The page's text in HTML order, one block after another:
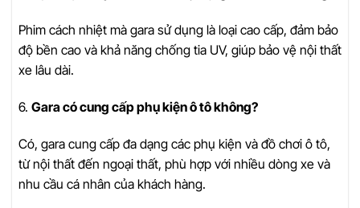
Phim cách nhiệt mà gara sử dụng là loại cao cấp, đảm bảo
độ bền cao và khả năng chống tia UV, giúp bảo vệ nội thất
xe lâu dài.
6. Gara có cung cấp phụ kiện ô tô không?
Có, gara cung cấp đa dạng các phụ kiện và đồ chơi ô tô,
từ nội thất đến ngoại thất, phù hợp với nhiều dòng xe và
nhu cầu cá nhân của khách hàng.